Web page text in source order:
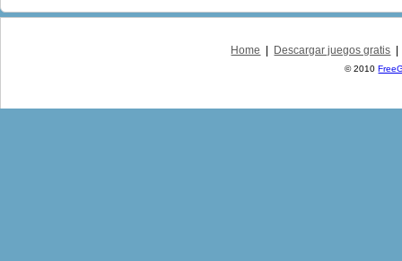
Home Descargar juegos gratis
© 2010